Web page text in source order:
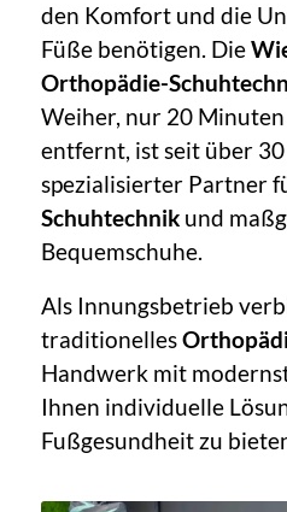
den Komfort und die
Füße benötigen. Die
Orthopädie-
Weiher, nur 20
entfernt, ist seit über
spezialisierter Partner
Schuhtechnikund
Bequemschuhe.
Als Innungsbetrieb
traditionelles
Handwerk mit
Ihnen individuelle
Fußgesundheit zu